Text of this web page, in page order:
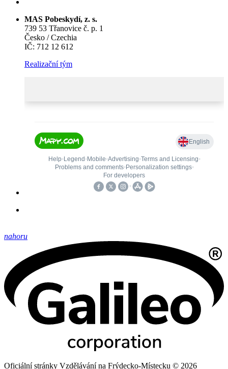
MAS Pobeskydí, z. s.
739 53 Třanovice č. p. 1
Česko / Czechia
IČ: 712 12 612
Realizační tým
nahoru
Oficiální stránky Vzdělávání na Frýdecko-Místecku © 2026